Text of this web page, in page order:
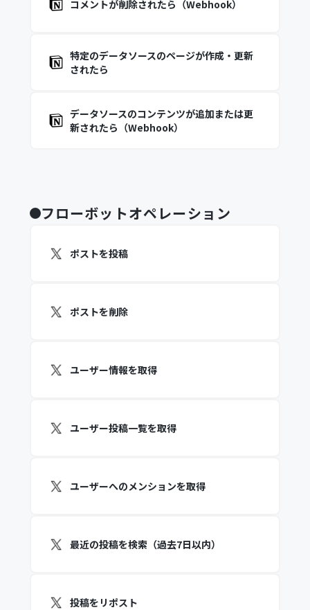
コメントが削除されたら（Webhook）
特定のデータソースのページが作成・更新
されたら
データソースのコンテンツが追加または更
新されたら（Webhook）
フローボットオペレーション
ポストを投稿
ポストを削除
ユーザー情報を取得
ユーザー投稿一覧を取得
ユーザーへのメンションを取得
最近の投稿を検索（過去7日以内）
投稿をリポスト